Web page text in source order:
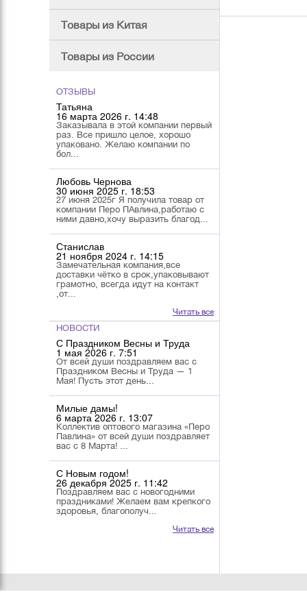
Товары из Китая
Товары из России
ОТЗЫВЫ
Татьяна
16 марта 2026 г. 14:48
Заказывала в этой компании первый
раз. Все пришло целое, хорошо
упаковано. Желаю компании по
бол...
Любовь Чернова
30 июня 2025 г. 18:53
27 июня 2025г Я получила товар от
компании Перо ПАвлина,работаю с
ними давно,хочу выразить благод...
Станислав
21 ноября 2024 г. 14:15
Замечательная компания,все
доставки чётко в срок,упаковывают
грамотно, всегда идут на контакт
,от...
Читать все
НОВОСТИ
С Праздником Весны и Труда
1 мая 2026 г. 7:51
От всей души поздравляем вас с
Праздником Весны и Труда — 1
Мая! Пусть этот день...
Милые дамы!
6 марта 2026 г. 13:07
Коллектив оптового магазина «Перо
Павлина» от всей души поздравляет
вас с 8 Марта! ...
С Новым годом!
26 декабря 2025 г. 11:42
Поздравляем вас с новогодними
праздниками! Желаем вам крепкого
здоровья, благополуч...
Читать все